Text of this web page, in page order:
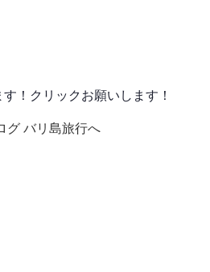
！クリックお願いします！